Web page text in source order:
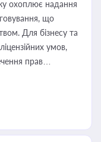
охоплює надання
що
Для бізнесу та
умов,
прав